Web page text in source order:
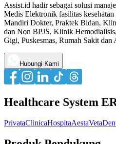
Assist.id hadir sebagai solusi
Medis Elektronik fasilitas
Mandiri Dokter, Praktek Bidan,
dan Non BPJS, Klinik
Gigi, Puskesmas, Rumah Sakit dan
Hubungi Kami
Healthcare System
PrivataClinicaHospitaAestaVeta